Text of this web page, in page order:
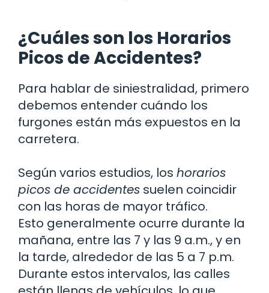
¿Cuáles son los Horarios
Picos de Accidentes?
Para hablar de siniestralidad, primero
debemos entender cuándo los
furgones están más expuestos en la
carretera.
Según varios estudios, los horarios
picos de accidentes suelen coincidir
con las horas de mayor tráfico.
Esto generalmente ocurre durante la
mañana, entre las 7 y las 9 a.m., y en
la tarde, alrededor de las 5 a 7 p.m.
Durante estos intervalos, las calles